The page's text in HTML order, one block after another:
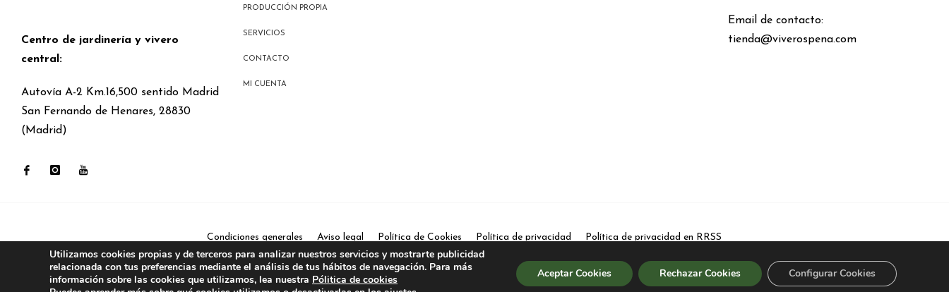
Centro de jardinería y vivero
central:
Autovía A-2 Km.16,500 sentido Madrid
San Fernando de Henares, 28830
(Madrid)
PRODUCCIÓN PROPIA
SERVICIOS
CONTACTO
MI CUENTA
Email de contacto:
tienda@viverospena.com
Condiciones generales Aviso legal Política de Cookies Política de privacidad Política de privacidad en RRSS
2026VIVEROS PEÑA. TODOS LOS DERECHOS RESERVADOS
Utilizamos cookies propias y de terceros para analizar nuestros servicios y mostrarte publicidad
relacionada con tus preferencias mediante el análisis de tus hábitos de navegación. Para más
información sobre las cookies que utilizamos, lea nuestra Pólitica de cookies
Aceptar Cookies Rechazar Cookies Configurar Cookies